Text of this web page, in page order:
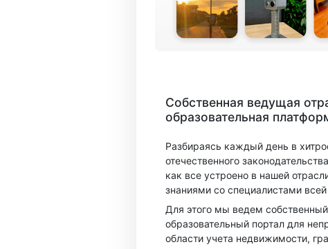
Собственная ведущая
образовательная
Разбираясь каждый день в
отечественного
как все устроено в нашей
знаниями со специалистами
Для этого мы ведем
образовательный портал для
области учета недвижимости,